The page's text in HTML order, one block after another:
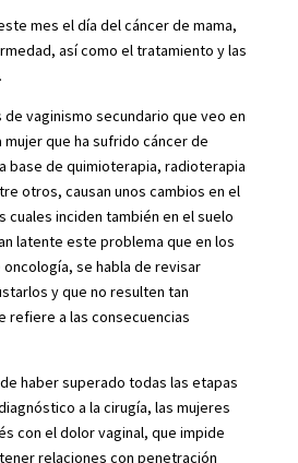
mes el día del cáncer de mama,
así como el tratamiento y las
vaginismo secundario que veo en
que ha sufrido cáncer de
base de quimioterapia, radioterapia
otros, causan unos cambios en el
cuales inciden también en el suelo
latente este problema que en los
se habla de revisar
y que no resulten tan
refiere a las consecuencias
haber superado todas las etapas
a la cirugía, las mujeres
con el dolor vaginal, que impide
relaciones con penetración